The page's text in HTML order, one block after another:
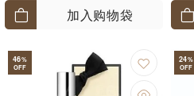
加入购物袋
46%
OFF
24%
OFF